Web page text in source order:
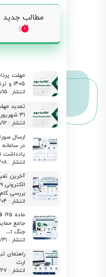
مطالب جدید
مهلت
۱۴۰۵ و ترتیب پرداخت بدهی
انتشار : 1405/05/15
۳۱ شهریور | سقف بدهی ماده ۱۸۶
انتشار : 1405/05/12
در
یادداشت ۱…
انتشار : 1405/05/08
آخرین
بررسی
انتشار : 1405/05/04
جامع
جنگ ا…
انتشار : 1405/04/31
راهنمای
ارث
انتشار : 1405/04/27